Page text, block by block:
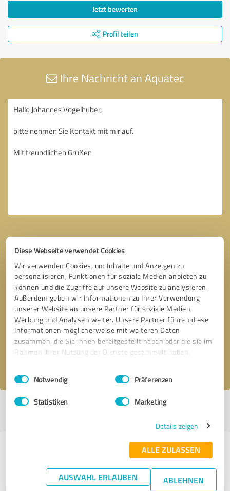
Diese Webseite verwendet Cookies
Wir verwenden Cookies, um Inhalte und Anzeigen zu
personalisieren, Funktionen für soziale Medien anbieten zu
können und die Zugriffe auf unsere Website zu analysieren.
Außerdem geben wir Informationen zu Ihrer Verwendung
unserer Website an unsere Partner für soziale Medien,
Werbung und Analysen weiter. Unsere Partner führen diese
Informationen möglicherweise mit weiteren Daten
zusammen, die Sie ihnen bereitgestellt haben oder die sie im
Rahmen Ihrer Nutzung der Dienste gesammelt haben.
Impressum Datenschutzbestimmungen
Einwilligungsauswahl
Notwendig Präferenzen
Statistiken Marketing
Details zeigen
ALLE ZULASSEN
AUSWAHL ERLAUBEN ABLEHNEN
Jetzt bewerten
Profil teilen
Ihre Nachricht an Aquatec
Bitte um Rückruf * Erforderliche Angaben
Nachricht senden
Profil aktiv seit 21.10.2018 | Letzte Aktualisierung: 06.08.2019
Erfahrungen zu weiteren
Anbietern aus dem Bereich
Onlineshops